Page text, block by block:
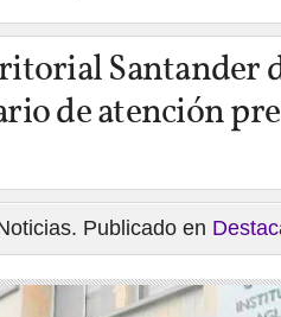
Santander
de atención
Publicado en